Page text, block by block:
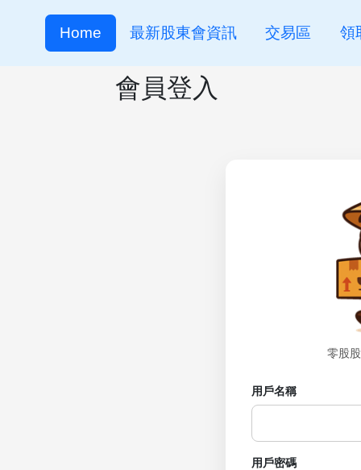
Home 最新股東會資訊 交易區 領
會員登入
零股
用戶名稱
用戶密碼